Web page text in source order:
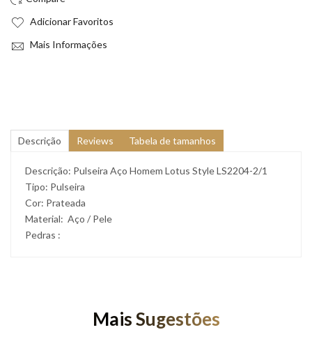
Adicionar Favoritos
Mais Informações
Descrição Reviews Tabela de tamanhos
Descrição: Pulseira Aço Homem Lotus Style LS2204-2/1
Tipo: Pulseira
Cor: Prateada
Material: Aço / Pele
Pedras :
Mais Sugestões